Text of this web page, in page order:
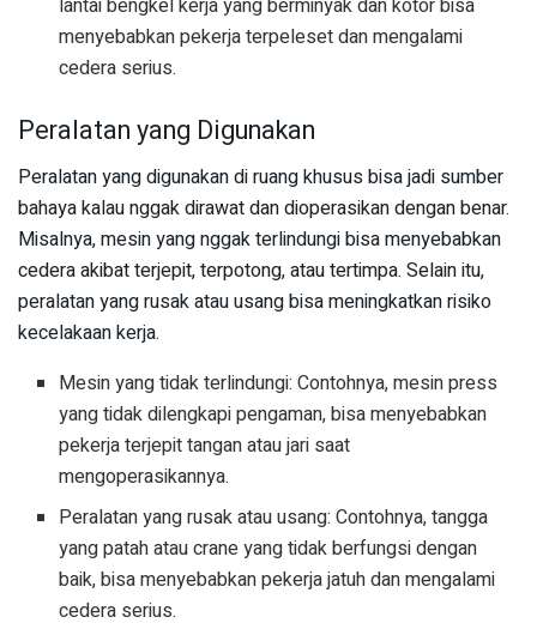
lantai bengkel kerja yang berminyak dan kotor bisa
menyebabkan pekerja terpeleset dan mengalami
cedera serius.
Peralatan yang Digunakan
Peralatan yang digunakan di ruang khusus bisa jadi sumber
bahaya kalau nggak dirawat dan dioperasikan dengan benar.
Misalnya, mesin yang nggak terlindungi bisa menyebabkan
cedera akibat terjepit, terpotong, atau tertimpa. Selain itu,
peralatan yang rusak atau usang bisa meningkatkan risiko
kecelakaan kerja.
Mesin yang tidak terlindungi: Contohnya, mesin press
yang tidak dilengkapi pengaman, bisa menyebabkan
pekerja terjepit tangan atau jari saat
mengoperasikannya.
Peralatan yang rusak atau usang: Contohnya, tangga
yang patah atau crane yang tidak berfungsi dengan
baik, bisa menyebabkan pekerja jatuh dan mengalami
cedera serius.